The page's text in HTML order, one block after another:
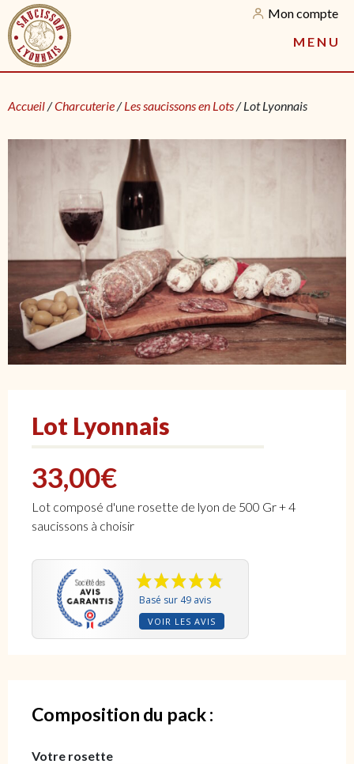
Mon compte
M E N U
Accueil/Charcuterie/Les saucissons en Lots/ Lot Lyonnais
Lot Lyonnais
33,00€
Lot composé d'une rosette de lyon de 500 Gr + 4
saucissons à choisir
Basé sur 49 avis
VOIR LES AVIS
Composition du pack :
Votre rosette